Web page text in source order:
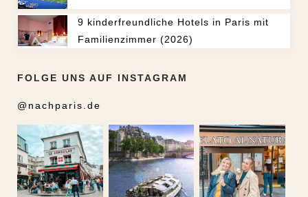
9 kinderfreundliche Hotels in Paris mit
Familienzimmer (2026)
FOLGE UNS AUF INSTAGRAM
@nachparis.de